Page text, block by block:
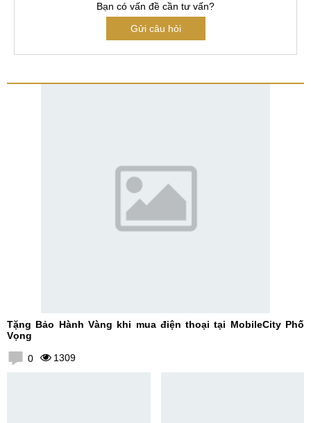
Bạn có vấn đề cần tư vấn?
Gửi câu hỏi
Tặng Bảo Hành Vàng khi mua điện thoại tại MobileCity Phố
Vọng
0 1309